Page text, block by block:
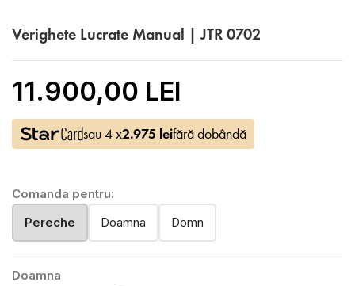
Verighete Lucrate Manual | JTR 0702
11.900,00 LEI
sau 4 x2.975 leifără dobândă
Comanda pentru:
Pereche
Doamna Domn
Doamna